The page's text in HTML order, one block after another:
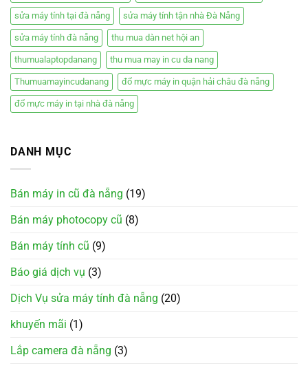
sửa máy tính tại đà nẵng sửa máy tính tận nhà Đà Nẵng
sửa máy tính đà nẵng thu mua dàn net hội an
thumualaptopdanang thu mua may in cu da nang
Thumuamayincudanang đổ mực máy in quận hải châu đà nẵng
đổ mực máy in tại nhà đà nẵng
DANH MỤC
Bán máy in cũ đà nẵng (19)
Bán máy photocopy cũ (8)
Bán máy tính cũ (9)
Báo giá dịch vụ (3)
Dịch Vụ sửa máy tính đà nẵng (20)
khuyến mãi (1)
Lắp camera đà nẵng (3)